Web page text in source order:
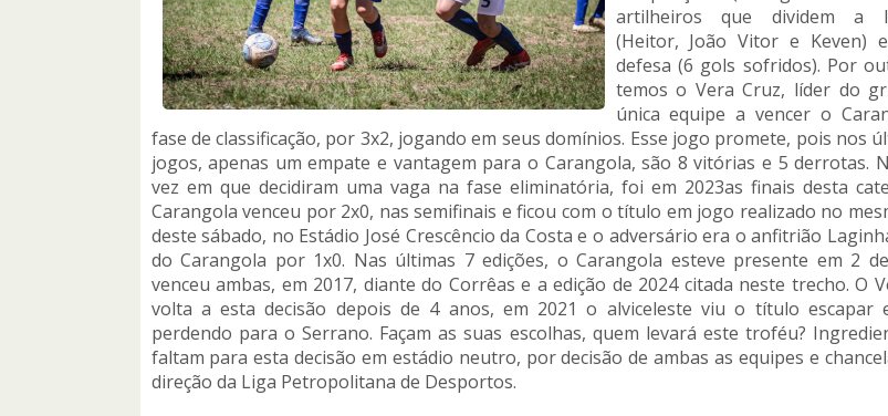
artilheiros que dividem a
(Heitor, João Vitor e Keven)
defesa (6 gols sofridos). Por
temos o Vera Cruz, líder do
única equipe a vencer o
fase de classificação, por 3x2, jogando em seus domínios. Esse jogo promete, pois nos
jogos, apenas um empate e vantagem para o Carangola, são 8 vitórias e 5 derrotas.
vez em que decidiram uma vaga na fase eliminatória, foi em 2023as finais desta
Carangola venceu por 2x0, nas semifinais e ficou com o título em jogo realizado no
deste sábado, no Estádio José Crescêncio da Costa e o adversário era o anfitrião
do Carangola por 1x0. Nas últimas 7 edições, o Carangola esteve presente em 2
venceu ambas, em 2017, diante do Corrêas e a edição de 2024 citada neste trecho. O
volta a esta decisão depois de 4 anos, em 2021 o alviceleste viu o título escapar
perdendo para o Serrano. Façam as suas escolhas, quem levará este troféu?
faltam para esta decisão em estádio neutro, por decisão de ambas as equipes e
direção da Liga Petropolitana de Desportos.